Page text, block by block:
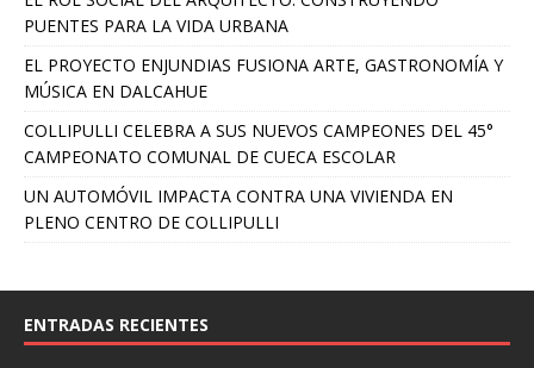
PUENTES PARA LA VIDA URBANA
EL PROYECTO ENJUNDIAS FUSIONA ARTE, GASTRONOMÍA Y
MÚSICA EN DALCAHUE
COLLIPULLI CELEBRA A SUS NUEVOS CAMPEONES DEL 45°
CAMPEONATO COMUNAL DE CUECA ESCOLAR
UN AUTOMÓVIL IMPACTA CONTRA UNA VIVIENDA EN
PLENO CENTRO DE COLLIPULLI
ENTRADAS RECIENTES